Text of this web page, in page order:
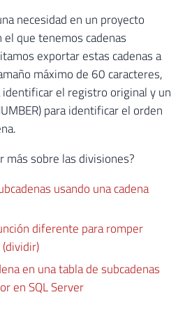
necesidad en un proyecto
que tenemos cadenas
exportar estas cadenas a
máximo de 60 caracteres,
el registro original y un
para identificar el orden
más sobre las divisiones?
usando una cadena
diferente para romper
en una tabla de subcadenas
en SQL Server